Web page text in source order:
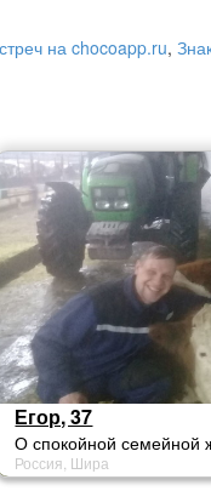
на chocoapp.ru,
Егор, 37
О спокойной семейной
Россия, Шира